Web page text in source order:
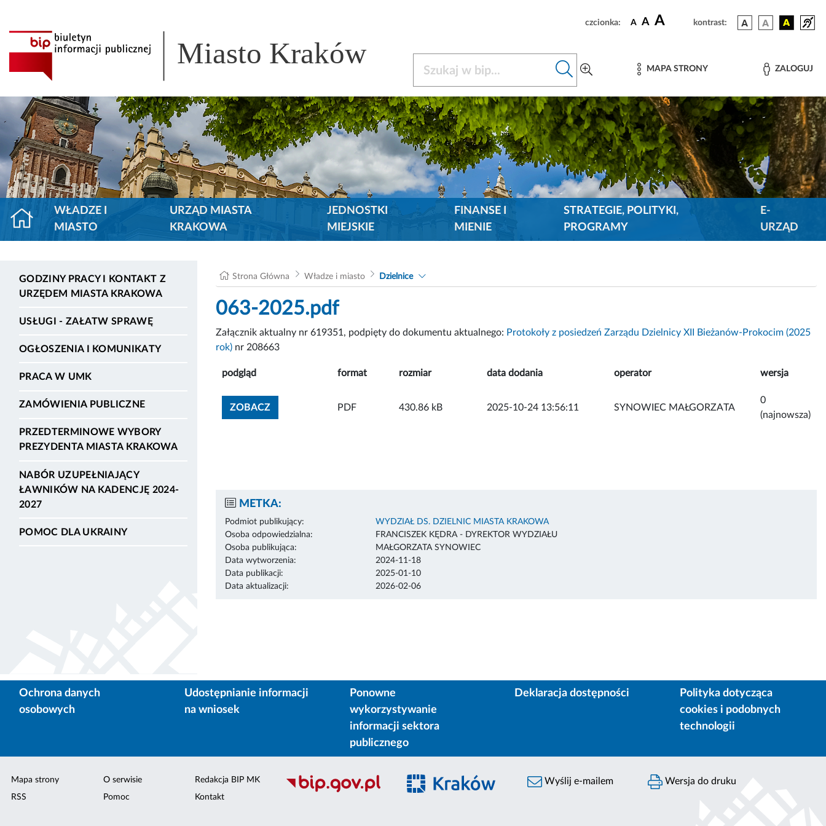
czcionka: A A A kontrast:
Miasto Kraków MAPA STRONY ZALOGUJ
WŁADZE I
MIASTO
URZĄD MIASTA
KRAKOWA
JEDNOSTKI
MIEJSKIE
FINANSE I
MIENIE
STRATEGIE, POLITYKI,
PROGRAMY
E-
URZĄD
GODZINY PRACY I KONTAKT Z
URZĘDEM MIASTA KRAKOWA
USŁUGI - ZAŁATW SPRAWĘ
OGŁOSZENIA I KOMUNIKATY
PRACA W UMK
ZAMÓWIENIA PUBLICZNE
PRZEDTERMINOWE WYBORY
PREZYDENTA MIASTA KRAKOWA
NABÓR UZUPEŁNIAJĄCY
ŁAWNIKÓW NA KADENCJĘ 2024-
2027
POMOC DLA UKRAINY
Strona Główna Władze i miasto Dzielnice
063-2025.pdf
Załącznik aktualny nr 619351, podpięty do dokumentu aktualnego: Protokoły z posiedzeń Zarządu Dzielnicy XII Bieżanów-Prokocim (2025
rok) nr 208663
podgląd format rozmiar data dodania operator wersja
ZOBACZZOBACZ ZAŁĄCZNIK
PDF 430.86 kB 2025-10-24 13:56:11 SYNOWIEC MAŁGORZATA
0
(najnowsza)
METKA:
Podmiot publikujący:
WYDZIAŁ DS. DZIELNIC MIASTA KRAKOWA
Osoba odpowiedzialna:
FRANCISZEK KĘDRA - DYREKTOR WYDZIAŁU
Osoba publikująca:
MAŁGORZATA SYNOWIEC
Data wytworzenia:
2024-11-18
Data publikacji:
2025-01-10
Data aktualizacji:
2026-02-06
Ochrona danych
osobowych
Udostępnianie informacji
na wniosek
Ponowne
wykorzystywanie
informacji sektora
publicznego
Deklaracja dostępności
Polityka dotycząca
cookies i podobnych
technologii
Mapa strony
RSS
O serwisie
Pomoc
Redakcja BIP MK
Kontakt
Wyślij e-mailem Wersja do druku